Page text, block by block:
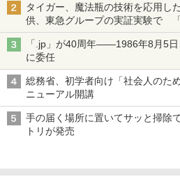
タイガー、魔法瓶の技術を応用し
供、東急グループの実証実験で
ル TIVIP」
「.jp」が40周年――1986年8月5
に委任
総務省、初学者向け「社会人のた
ニューアル開講
手の届く場所に置いてサッと掃除
トリが発売